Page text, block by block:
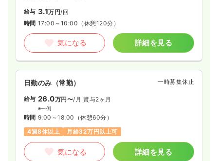
給与 3.1万円/回
時間 17:00～10:00 （休憩120分）
気になる 詳細を見る
日勤のみ（常勤） 一時募集休止
給与 26.0万円〜/月 賞与2ヶ月
※一例
時間 9:00～18:00 （休憩60分）
4週8休以上
月給32万円以上可
気になる 詳細を見る